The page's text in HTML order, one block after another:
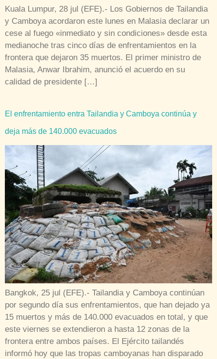
Kuala Lumpur, 28 jul (EFE).- Los Gobiernos de Tailandia
y Camboya acordaron este lunes en Malasia declarar un
cese al fuego «inmediato y sin condiciones» desde esta
medianoche tras cinco días de enfrentamientos en la
frontera que dejaron 35 muertos. El primer ministro de
Malasia, Anwar Ibrahim, anunció el acuerdo en su
calidad de presidente […]
El enfrentamiento entra Tailandia y Camboya continúa y
deja más de 140.000 evacuados
Bangkok, 25 jul (EFE).- Tailandia y Camboya continúan
por segundo día sus enfrentamientos, que han dejado ya
15 muertos y más de 140.000 evacuados en total, y que
este viernes se extendieron a hasta 12 zonas de la
frontera entre ambos países. El Ejército tailandés
informó hoy que las tropas camboyanas han disparado